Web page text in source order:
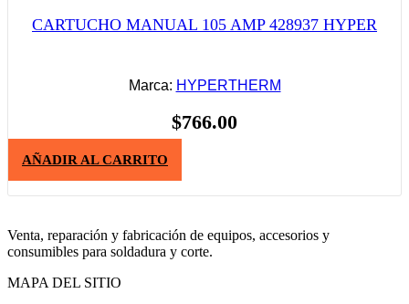
CARTUCHO MANUAL 105 AMP 428937 HYPER
Marca: HYPERTHERM
$766.00
AÑADIR AL CARRITO
Venta, reparación y fabricación de equipos, accesorios y
consumibles para soldadura y corte.
MAPA DEL SITIO